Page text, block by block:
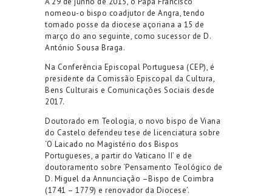
nomeou-o bispo coadjutor de Angra, tendo
tomado posse da diocese açoriana a 15 de
março do ano seguinte, como sucessor de D.
António Sousa Braga.
Na Conferência Episcopal Portuguesa (CEP), é
presidente da Comissão Episcopal da Cultura,
Bens Culturais e Comunicações Sociais desde
2017.
Doutorado em Teologia, o novo bispo de Viana
do Castelo defendeu tese de licenciatura sobre
‘O Laicado no Magistério dos Bispos
Portugueses, a partir do Vaticano II’ e de
doutoramento sobre ‘Pensamento Teológico de
D. Miguel da Annunciação –Bispo de Coimbra
(1741 – 1779) e renovador da Diocese’.